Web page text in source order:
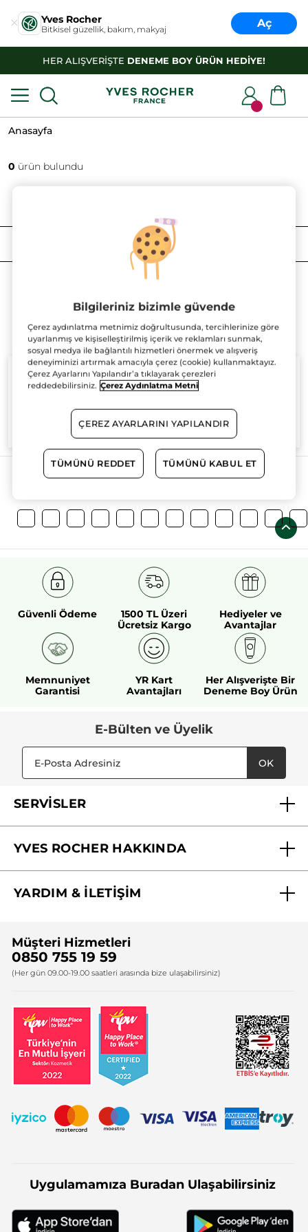
Yves Rocher
Bitkisel güzellik, bakım, makyaj Aç
HER ALIŞVERİŞTE DENEME BOY ÜRÜN HEDİYE!
Anasayfa
0 ürün bulundu
SIRALAMA
%100
aktifler
bitkisel
tarım sahası
Daha Fazlasını Keşfedin!
Güvenli Ödeme
1500 TL Üzeri
Ücretsiz Kargo
Hediyeler ve
Avantajlar
Memnuniyet
Garantisi
YR Kart
Avantajları
Her Alışverişte Bir
Deneme Boy Ürün
E-Bülten ve Üyelik
OK
SERVİSLER
YVES ROCHER HAKKINDA
Yves Rocher Vakfı
YARDIM & İLETİŞİM
Bize Ulaşın
Firma Bilgileri
Müşteri Hizmetleri
0850 755 19 59
(Her gün 09.00-19.00 saatleri arasında bize ulaşabilirsiniz)
Uygulamamıza Buradan Ulaşabilirsiniz
Bilgileriniz bizimle güvende
Çerez aydınlatma metnimiz doğrultusunda, tercihlerinize göre
uyarlanmış ve kişiselleştirilmiş içerik ve reklamları sunmak,
sosyal medya ile bağlantılı hizmetleri önermek ve alışveriş
deneyiminizi artırmak amacıyla çerez (cookie) kullanmaktayız.
Çerez Ayarlarını Yapılandır’a tıklayarak çerezleri
reddedebilirsiniz. Çerez Aydınlatma Metni
ÇEREZ AYARLARINI YAPILANDIR
TÜMÜNÜ REDDET TÜMÜNÜ KABUL ET